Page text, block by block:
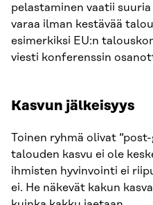
pelastaminen vaatii
varaa ilman kestävää
esimerkiksi EU:n
viesti konferenssin
Kasvun jälkeisyys
Toinen ryhmä olivat
talouden kasvu ei ole
ihmisten hyvinvointi ei
ei. He näkevät kakun